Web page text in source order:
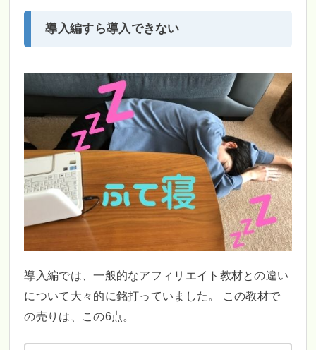
導入編すら導入できない
導入編では、一般的なアフィリエイト教材との違い
について大々的に銘打っていました。 この教材で
の売りは、この6点。